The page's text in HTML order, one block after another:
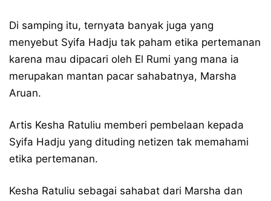
Di samping itu, ternyata banyak juga yang
menyebut Syifa Hadju tak paham etika pertemanan
karena mau dipacari oleh El Rumi yang mana ia
merupakan mantan pacar sahabatnya, Marsha
Aruan.
Artis Kesha Ratuliu memberi pembelaan kepada
Syifa Hadju yang dituding netizen tak memahami
etika pertemanan.
Kesha Ratuliu sebagai sahabat dari Marsha dan